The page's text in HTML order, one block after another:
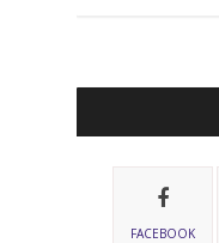
FACEBOOK